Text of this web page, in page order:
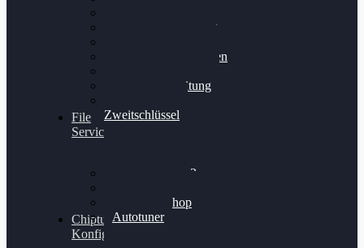
Getriebeoptimierung
Bremsscheiben planen
Felgenaufbereitung
Zweitschlüssel
File
Service
Alientech Kess3
Alientech Shop
Autotuner
Chiptuning
Konfigurator